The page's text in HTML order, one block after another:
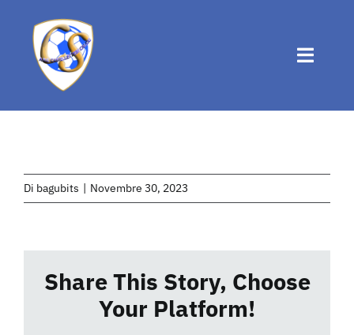
contenuto
Toggle
Chi siamo
News
Di bagubits | Novembre 30, 2023
Share This Story, Choose
Your Platform!